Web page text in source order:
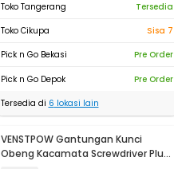
Toko Tangerang
Tersedia
Toko Cikupa
Sisa 7
Pick n Go Bekasi
Pre Order
Pick n Go Depok
Pre Order
Tersedia di 6 lokasi lain
VENSTPOW Gantungan Kunci
Obeng Kacamata Screwdriver Plus